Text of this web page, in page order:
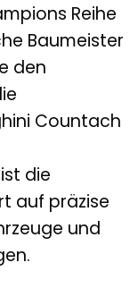
Reihe
Baumeister
den
Countach
die
auf präzise
und